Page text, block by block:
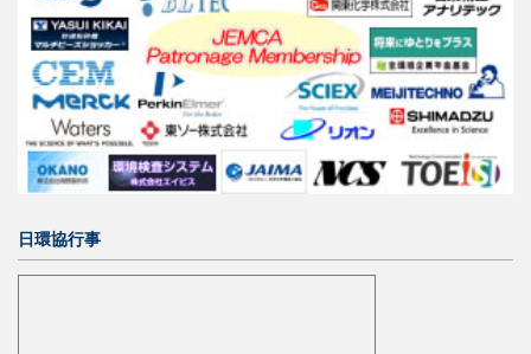
日環協行事